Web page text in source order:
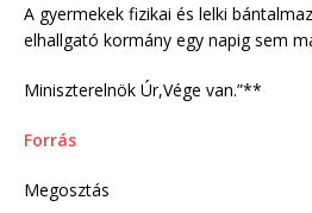
A gyermekek fizikai és lelki
elhallgató kormány egy napig sem
Miniszterelnök Úr,Vége van.”**
Forrás
Megosztás